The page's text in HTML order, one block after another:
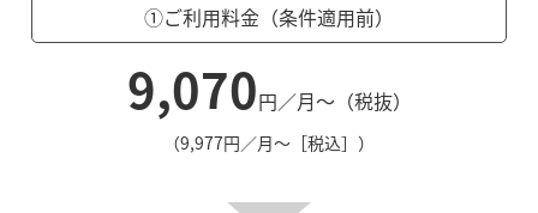
①ご利用料金（条件適用前）
9,070円／月～（税抜）
（9,977円／月～［税込］）